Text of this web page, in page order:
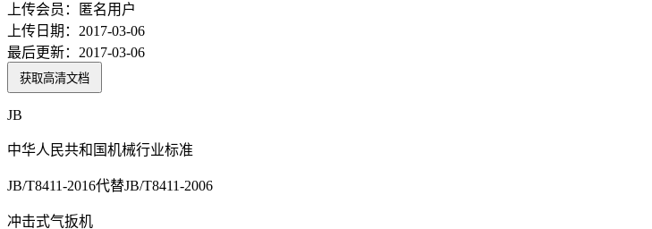
上传会员：
匿名用户
上传日期： 2017-03-06
最后更新： 2017-03-06
获取高清文档
JB
中华人民共和国机械行业标准
JB/T8411-2016代替JB/T8411-2006
冲击式气扳机